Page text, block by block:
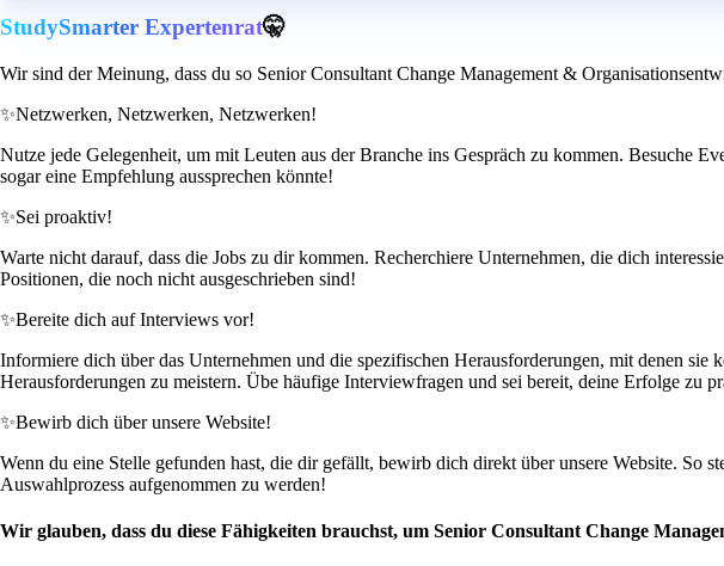
StudySmarter Expertenrat🤫
Wir sind der Meinung, dass du so Senior Consultant Change Management &
✨Netzwerken, Netzwerken, Netzwerken!
Nutze jede Gelegenheit, um mit Leuten aus der Branche ins Gespräch zu kommen. Besuche
sogar eine Empfehlung aussprechen könnte!
✨Sei proaktiv!
Warte nicht darauf, dass die Jobs zu dir kommen. Recherchiere Unternehmen, die dich
Positionen, die noch nicht ausgeschrieben sind!
✨Bereite dich auf Interviews vor!
Informiere dich über das Unternehmen und die spezifischen Herausforderungen, mit denen
Herausforderungen zu meistern. Übe häufige Interviewfragen und sei bereit, deine Erfolge zu
✨Bewirb dich über unsere Website!
Wenn du eine Stelle gefunden hast, die dir gefällt, bewirb dich direkt über unsere Website. So
Auswahlprozess aufgenommen zu werden!
Wir glauben, dass du diese Fähigkeiten brauchst, um Senior Consultant Change